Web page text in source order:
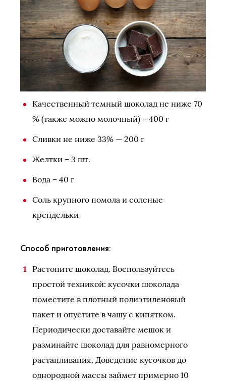
Качественный темный шоколад не ниже 70
% (также можно молочный) – 400 г
Сливки не ниже 33% — 200 г
Желтки – 3 шт.
Вода – 40 г
Соль крупного помола и соленые
крендельки
Способ приготовления:
Растопите шоколад. Воспользуйтесь
простой техникой: кусочки шоколада
поместите в плотный полиэтиленовый
пакет и опустите в чашу с кипятком.
Периодически доставайте мешок и
разминайте шоколад для равномерного
растапливания. Доведение кусочков до
однородной массы займет примерно 10